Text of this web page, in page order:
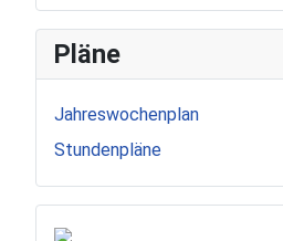
Pläne
Jahreswochenplan
Stundenpläne